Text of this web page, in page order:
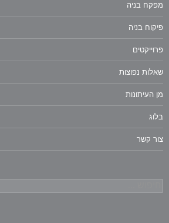
מפקח בניה
פיקוח בניה
פרוייקטים
שאלות נפוצות
מן העיתונות
בלוג
צור קשר